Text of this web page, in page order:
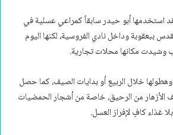
فقد استخدمها أبو حيدر سابقاً كمراعي عسلية في
ببعقوبة وداخل نادي الفروسية، لكنها اليوم
مكانها محلات تجارية.
خلال الربيع أو بدايات الصيف، كما حصل
الأزهار من الرحيق، خاصة من أشجار الحمضيات
غذاء كافٍ لإفراز العسل.